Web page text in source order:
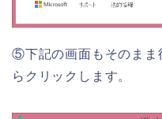
⑤下記の画面もそのまま
らクリックします。